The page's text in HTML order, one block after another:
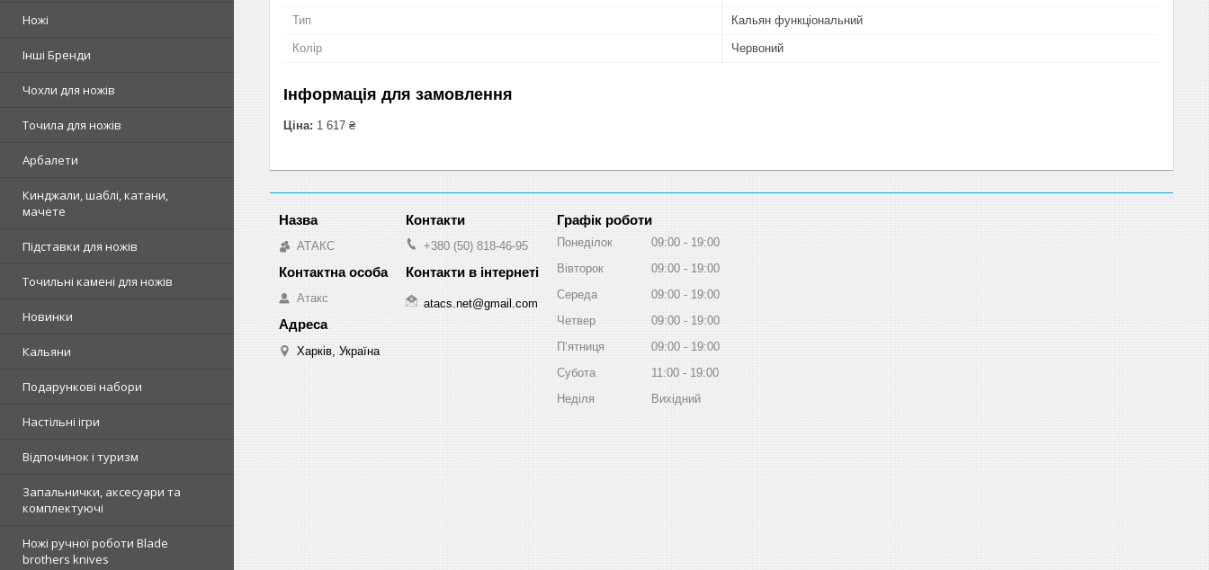
Ножі
Інші Бренди
Чохли для ножів
Точила для ножів
Арбалети
Кинджали, шаблі, катани,
мачете
Підставки для ножів
Точильні камені для ножів
Новинки
Кальяни
Подарункові набори
Настільні ігри
Відпочинок і туризм
Запальнички, аксесуари та
комплектуючі
Ножі ручної роботи Blade
brothers knives
Тип Кальян функціональний
Колір Червоний
Інформація для замовлення
Ціна: 1 617 ₴
АТАКС
Атакс
Харків, Україна
+380 (50) 818-46-95
atacs.net@gmail.com
Графік роботи
Понеділок 09:00
19:00
Вівторок
09:00
19:00
Середа
09:00
19:00
Четвер
09:00
19:00
Пʼятниця
09:00
19:00
Субота
11:00
19:00
Неділя
Вихідний